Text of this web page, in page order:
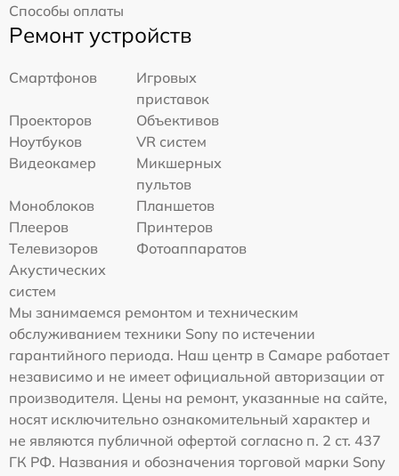
Способы оплаты
Ремонт устройств
Смартфонов
Игровых
приставок
Проекторов
Объективов
Ноутбуков
VR систем
Видеокамер
Микшерных
пультов
Моноблоков
Планшетов
Плееров
Принтеров
Телевизоров
Фотоаппаратов
Акустических
систем
Мы занимаемся ремонтом и техническим
обслуживанием техники Sony по истечении
гарантийного периода. Наш центр в Самаре работает
независимо и не имеет официальной авторизации от
производителя. Цены на ремонт, указанные на сайте,
носят исключительно ознакомительный характер и
не являются публичной офертой согласно п. 2 ст. 437
ГК РФ. Названия и обозначения торговой марки Sony